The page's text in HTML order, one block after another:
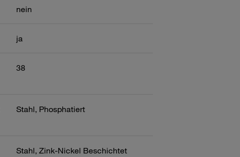
nein
ja
38
Stahl, Phosphatiert
Stahl, Zink-Nickel Beschichtet